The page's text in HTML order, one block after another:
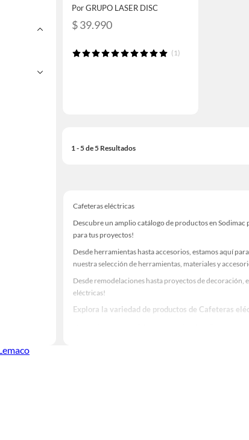
Por GRUPO LASER DISC
$ 39.990
(1)
1 - 5 de 5 Resultados
Cafeteras eléctricas
Descubre un amplio catálogo de productos en
para tus proyectos!
Desde herramientas hasta accesorios, estamos aquí
nuestra selección de herramientas, materiales y
Desde remodelaciones hasta proyectos de decoración,
eléctricas!
Explora la variedad de productos de Cafeteras
Herramientas, materiales y accesorios de calidad para